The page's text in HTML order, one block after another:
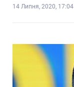
14 Липня, 2020, 17:04